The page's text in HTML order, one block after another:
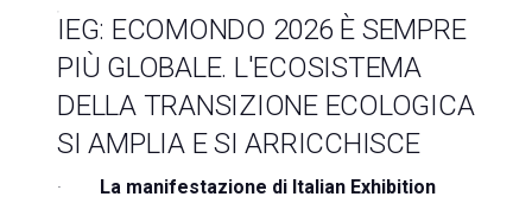
Catalogo Espositori
Media
IEG: ECOMONDO 2026 È SEMPRE
PIÙ GLOBALE. L'ECOSISTEMA
DELLA TRANSIZIONE ECOLOGICA
SI AMPLIA E SI ARRICCHISCE
· La manifestazione di Italian Exhibition